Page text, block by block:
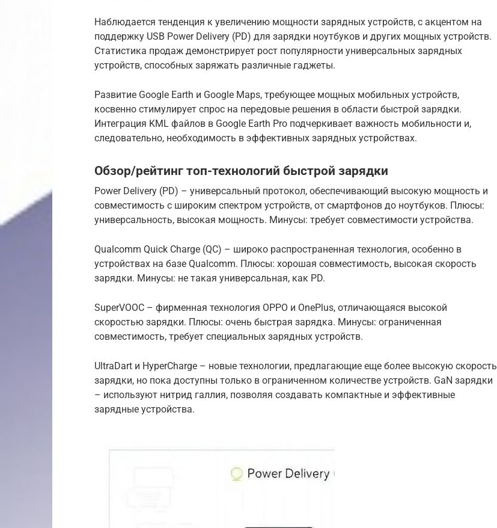
Наблюдается тенденция к увеличению мощности зарядных устройств, с акцентом на
поддержку USB Power Delivery (PD) для зарядки ноутбуков и других мощных устройств.
Статистика продаж демонстрирует рост популярности универсальных зарядных
устройств, способных заряжать различные гаджеты.
Развитие Google Earth и Google Maps, требующее мощных мобильных устройств,
косвенно стимулирует спрос на передовые решения в области быстрой зарядки.
Интеграция KML файлов в Google Earth Pro подчеркивает важность мобильности и,
следовательно, необходимость в эффективных зарядных устройствах.
Обзор/рейтинг топ-технологий быстрой зарядки
Power Delivery (PD) – универсальный протокол, обеспечивающий высокую мощность и
совместимость с широким спектром устройств, от смартфонов до ноутбуков. Плюсы:
универсальность, высокая мощность. Минусы: требует совместимости устройства.
Qualcomm Quick Charge (QC) – широко распространенная технология, особенно в
устройствах на базе Qualcomm. Плюсы: хорошая совместимость, высокая скорость
зарядки. Минусы: не такая универсальная, как PD.
SuperVOOC – фирменная технология OPPO и OnePlus, отличающаяся высокой
скоростью зарядки. Плюсы: очень быстрая зарядка. Минусы: ограниченная
совместимость, требует специальных зарядных устройств.
UltraDart и HyperCharge – новые технологии, предлагающие еще более высокую скорость
зарядки, но пока доступны только в ограниченном количестве устройств. GaN зарядки
– используют нитрид галлия, позволяя создавать компактные и эффективные
зарядные устройства.